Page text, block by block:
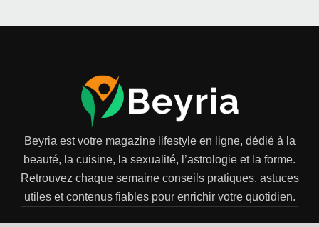
Beyria est votre magazine lifestyle en ligne, dédié à la
beauté, la cuisine, la sexualité, l’astrologie et la forme.
Retrouvez chaque semaine conseils pratiques, astuces
utiles et contenus fiables pour enrichir votre quotidien.